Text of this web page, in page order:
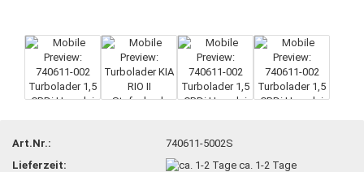
Art.Nr.:
740611-5002S
Lieferzeit:
ca. 1-2 Tage